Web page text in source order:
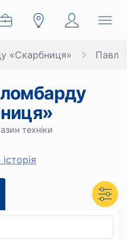
«Скарбниця»
ломбарду
техніки